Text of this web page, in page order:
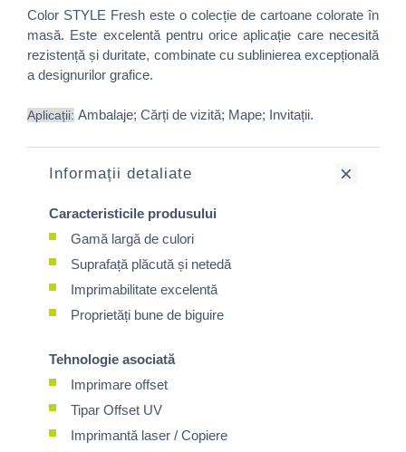
Color STYLE Fresh este o colecție de cartoane colorate în
masă. Este excelentă pentru orice aplicație care necesită
rezistență și duritate, combinate cu sublinierea excepțională
a designurilor grafice.
Aplicații: Ambalaje; Cărți de vizită; Mape; Invitații.
Informații detaliate
Caracteristicile produsului
Gamă largă de culori
Suprafață plăcută și netedă
Imprimabilitate excelentă
Proprietăți bune de biguire
Tehnologie asociată
Imprimare offset
Tipar Offset UV
Imprimantă laser / Copiere